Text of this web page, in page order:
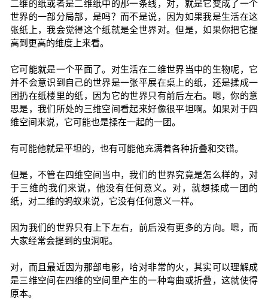
二维的纸或者是二维纸中的那一条线，对，就是它变成了一个
世界的一部分局部，是吗？而不是说，因为如果我是生活在这
张纸上，我会觉得这个纸就是全世界对。但是，如果你把它提
高到更高的维度上来看。
它可能就是一个平面了。对生活在二维世界当中的生物呢，它
并不会意识到自己的世界是一张平展在桌上的纸，还是揉成一
团扔在纸楼里的纸，因为它的世界只有前后左右。嗯，你的意
思是，我们所处的三维空间看起来好像很平坦啊。如果对于四
维空间来说，它可能也是揉在一起的一团。
有可能他就是平坦的，也有可能他充满着各种折叠和交错。
但是，不管在四维空间当中，我们的世界究竟是怎么样的，对
于三维的我们来说，他没有任何意义。对，就想揉成一团的
纸，对二维的蚂蚁来说，它没有任何意义一样。
因为我们的世界只有上下左右，前后没有更多的方向。嗯，而
大家经常会提到的虫洞呢。
对，而且最近因为那部电影，哈对非常的火，其实可以理解成
是三维空间在四维的空间里产生的一种弯曲或折叠，这就使得
原本。